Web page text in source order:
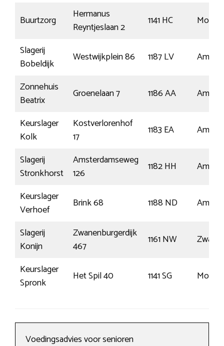
Buurtzorg
Hermanus
Reyntjeslaan 2
1141 HC
Slagerij
Bobeldijk
Westwijkplein 86 1187 LV
Zonnehuis
Beatrix
Groenelaan 7 1186 AA
Keurslager
Kolk
Kostverlorenhof
17
1183 EA
Slagerij
Stronkhorst
Amsterdamseweg
126
1182 HH
Keurslager
Verhoef
Brink 68 1188 ND
Slagerij
Konijn
Zwanenburgerdijk
467
1161 NW
Keurslager
Spronk
Het Spil 40 1141 SG
Voedingsadvies voor senioren